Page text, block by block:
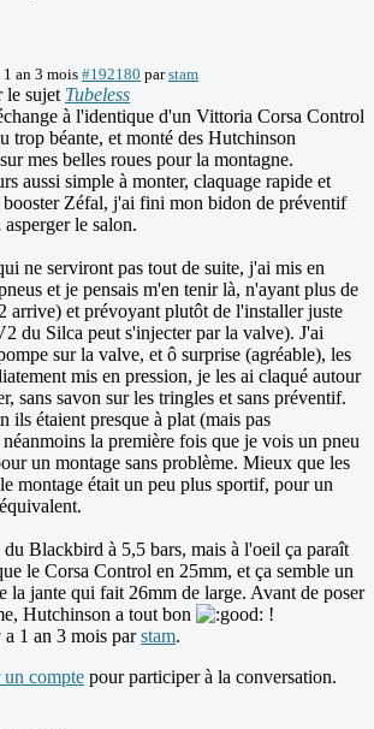
an 3 mois #192180 parstam
le sujet Tubeless
à l'identique d'un Vittoria Corsa Control
trop béante, et monté des Hutchinson
mes belles roues pour la montagne.
aussi simple à monter, claquage rapide et
booster Zéfal, j'ai fini mon bidon de préventif
le salon.
ne serviront pas tout de suite, j'ai mis en
et je pensais m'en tenir là, n'ayant plus de
arrive) et prévoyant plutôt de l'installer juste
du Silca peut s'injecter par la valve). J'ai
sur la valve, et ô surprise (agréable), les
mis en pression, je les ai claqué autour
sans savon sur les tringles et sans préventif.
ils étaient presque à plat (mais pas
la première fois que je vois un pneu
un montage sans problème. Mieux que les
montage était un peu plus sportif, pour un
du Blackbird à 5,5 bars, mais à l'oeil ça paraît
le Corsa Control en 25mm, et ça semble un
la jante qui fait 26mm de large. Avant de poser
Hutchinson a tout bon
!
1 an 3 mois parstam.
un compte pour participer à la conversation.